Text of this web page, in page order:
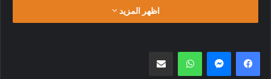
ترهونة
اظهر المزيد
واتساب